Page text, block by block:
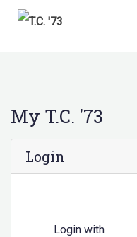
My T.C. '73
Login
Login with